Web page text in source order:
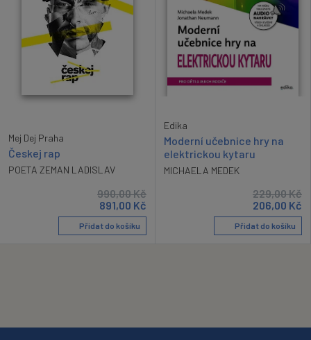
Mej Dej Praha
Českej rap
POETA ZEMAN LADISLAV
990,00Kč
891,00 Kč
Přidat do košíku
Edika
Moderní učebnice hry na
elektrickou kytaru
MICHAELA MEDEK
229,00Kč
206,00 Kč
Přidat do košíku